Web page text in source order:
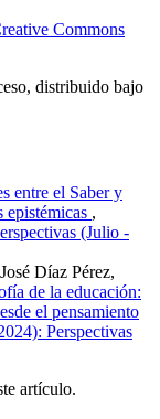
Commons
distribuido bajo
entre el Saber y
epistémicas ,
(Julio -
Díaz Pérez,
de la educación:
el pensamiento
Perspectivas
artículo.